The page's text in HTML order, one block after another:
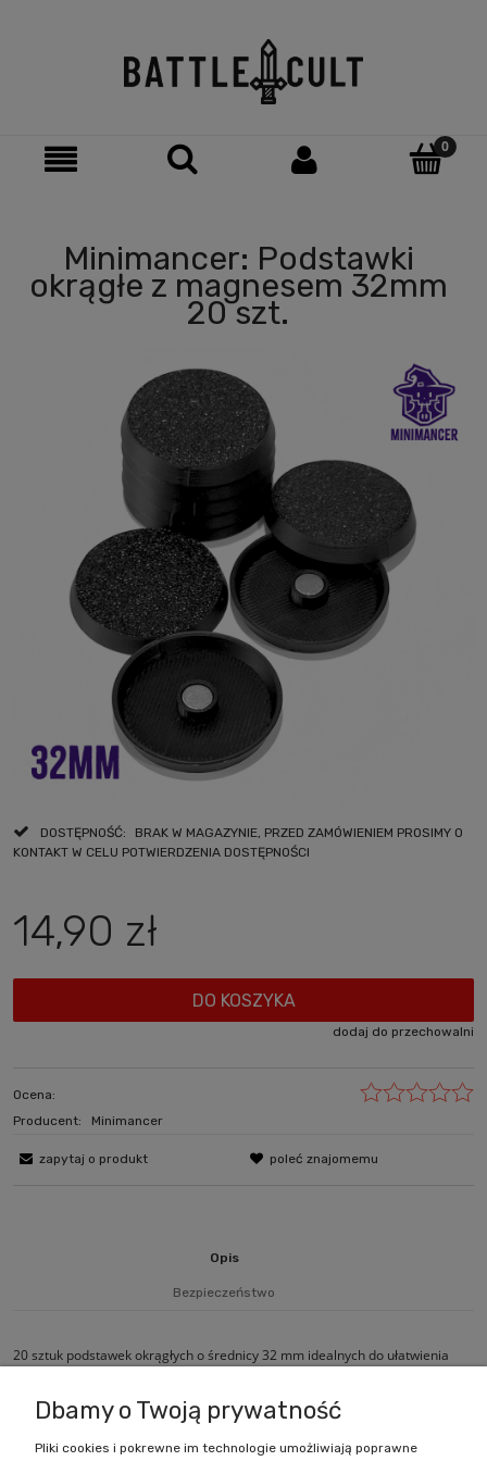
Minimancer: Podstawki
okrągłe z magnesem 32mm
20 szt.
DOSTĘPNOŚĆ:
BRAK W MAGAZYNIE, PRZED ZAMÓWIENIEM PROSIMY O
KONTAKT W CELU POTWIERDZENIA DOSTĘPNOŚCI
14,90 zł
DO KOSZYKA
dodaj do przechowalni
Ocena:
Producent:
Minimancer
zapytaj o produkt poleć znajomemu
Opis
Bezpieczeństwo
20 sztuk podstawek okrągłych o średnicy 32 mm idealnych do ułatwienia
Dbamy o Twoją prywatność
Pliki cookies i pokrewne im technologie umożliwiają poprawne